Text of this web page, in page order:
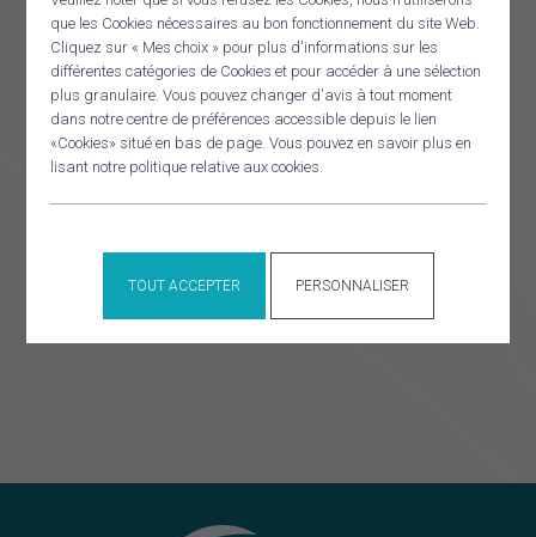
Panneau de gestion des cookies
que les Cookies nécessaires au bon fonctionnement du site Web.
Cliquez sur « Mes choix » pour plus d'informations sur les
différentes catégories de Cookies et pour accéder à une sélection
plus granulaire. Vous pouvez changer d'avis à tout moment
dans notre centre de préférences accessible depuis le lien
«Cookies» situé en bas de page. Vous pouvez en savoir plus en
lisant notre politique relative aux cookies.
TOUT ACCEPTER PERSONNALISER
A confirmer
Commission mobilités Commission aménagement
ÉVÉNEMENTS À VENIR
RECHERCHER